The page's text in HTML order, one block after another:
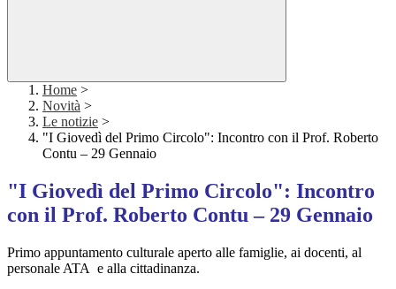
Home >
Novità >
Le notizie >
"I Giovedì del Primo Circolo": Incontro con il Prof. Roberto
Contu – 29 Gennaio
"I Giovedì del Primo Circolo": Incontro
con il Prof. Roberto Contu – 29 Gennaio
Primo appuntamento culturale aperto alle famiglie, ai docenti, al
personale ATA e alla cittadinanza.